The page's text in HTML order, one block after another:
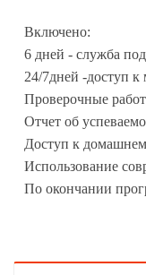
Включено:
6 дней - служба
24/7дней -доступ к
Проверочные
Отчет об
Доступ к
Использование
По окончании